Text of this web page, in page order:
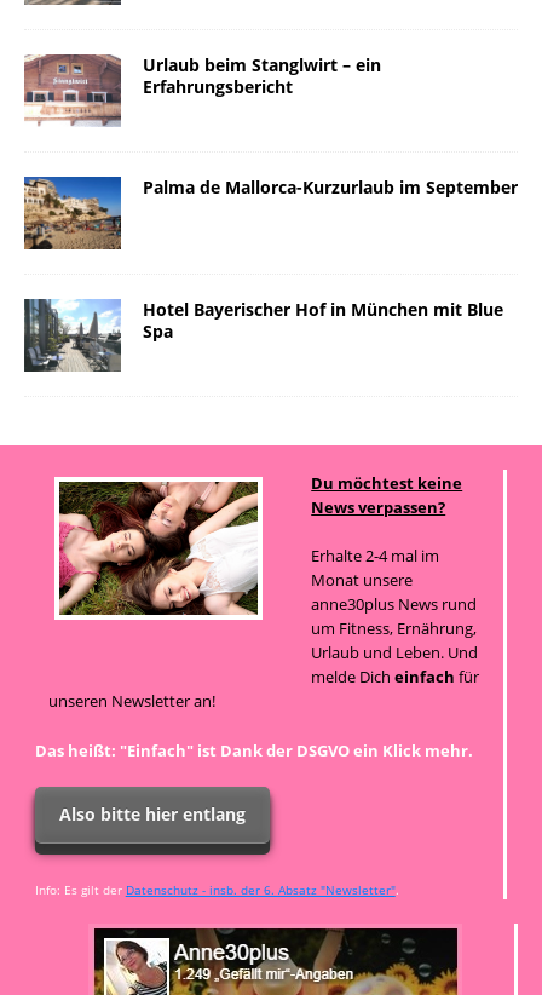
Urlaub beim Stanglwirt – ein
Erfahrungsbericht
Palma de Mallorca-Kurzurlaub im September
Hotel Bayerischer Hof in München mit Blue
Spa
Du möchtest keine
News verpassen?
Erhalte 2-4 mal im
Monat unsere
anne30plus News rund
um Fitness, Ernährung,
Urlaub und Leben. Und
melde Dicheinfach für
unseren Newsletter an!
Das heißt: "Einfach" ist Dank der DSGVO ein Klick mehr.
Also bitte hier entlang
Info: Es gilt der Datenschutz - insb. der 6. Absatz "Newsletter".